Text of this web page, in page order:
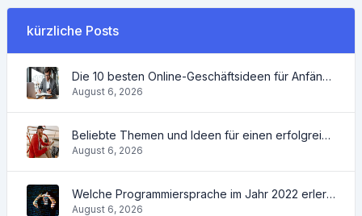
kürzliche Posts
Die 10 besten Online-Geschäftsideen für Anfänger 2022 und Tools, die Ihnen die Arbeit erleichtern
August 6, 2026
Beliebte Themen und Ideen für einen erfolgreichen Blog im Jahr 2022 sowie nützliche Tools für den Blogger
August 6, 2026
Welche Programmiersprache im Jahr 2022 erlernt werden soll und welche Tools den Programmierern bei ihren täglichen Aufgaben helfen werden
August 6, 2026